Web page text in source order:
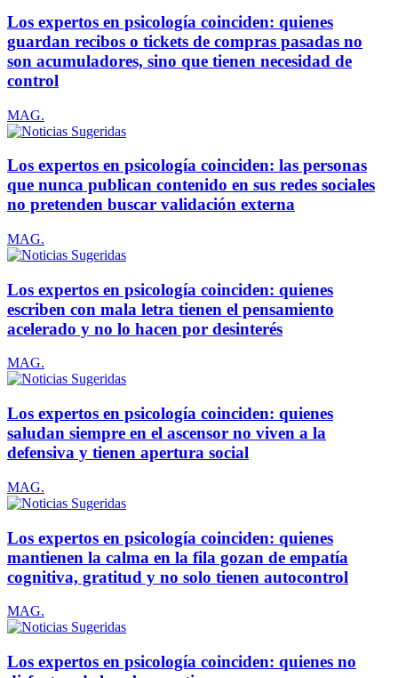
Los expertos en psicología coinciden: quienes
guardan recibos o tickets de compras pasadas no
son acumuladores, sino que tienen necesidad de
control
MAG.
Los expertos en psicología coinciden: las personas
que nunca publican contenido en sus redes sociales
no pretenden buscar validación externa
MAG.
Los expertos en psicología coinciden: quienes
escriben con mala letra tienen el pensamiento
acelerado y no lo hacen por desinterés
MAG.
Los expertos en psicología coinciden: quienes
saludan siempre en el ascensor no viven a la
defensiva y tienen apertura social
MAG.
Los expertos en psicología coinciden: quienes
mantienen la calma en la fila gozan de empatía
cognitiva, gratitud y no solo tienen autocontrol
MAG.
Los expertos en psicología coinciden: quienes no